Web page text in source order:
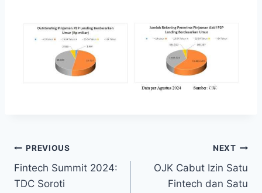
Post
navigation
PREVIOUS
Fintech Summit 2024:
TDC Soroti
NEXT
OJK Cabut Izin Satu
Fintech dan Satu